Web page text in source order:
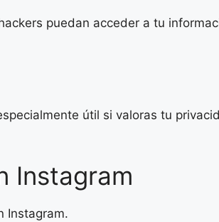
puedan acceder a tu
útil si valoras tu
Instagram
Instagram.